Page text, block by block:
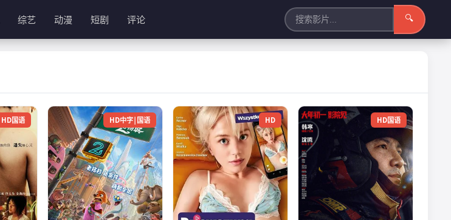
综艺 动漫 短剧 评论 🔍
HD国语 HD中字|国语 HD HD国语